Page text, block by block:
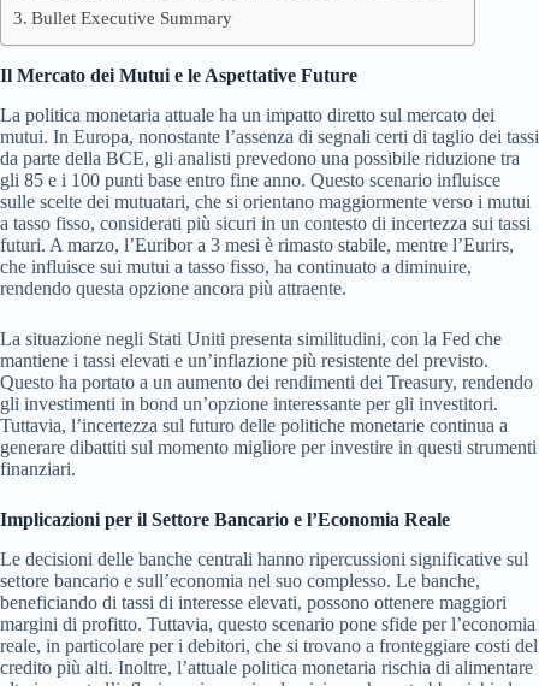
Bullet Executive Summary
Il Mercato dei Mutui e le Aspettative Future
La politica monetaria attuale ha un impatto diretto sul mercato dei
mutui. In Europa, nonostante l’assenza di segnali certi di taglio dei tassi
da parte della BCE, gli analisti prevedono una possibile riduzione tra
gli 85 e i 100 punti base entro fine anno. Questo scenario influisce
sulle scelte dei mutuatari, che si orientano maggiormente verso i mutui
a tasso fisso, considerati più sicuri in un contesto di incertezza sui tassi
futuri. A marzo, l’Euribor a 3 mesi è rimasto stabile, mentre l’Eurirs,
che influisce sui mutui a tasso fisso, ha continuato a diminuire,
rendendo questa opzione ancora più attraente.
La situazione negli Stati Uniti presenta similitudini, con la Fed che
mantiene i tassi elevati e un’inflazione più resistente del previsto.
Questo ha portato a un aumento dei rendimenti dei Treasury, rendendo
gli investimenti in bond un’opzione interessante per gli investitori.
Tuttavia, l’incertezza sul futuro delle politiche monetarie continua a
generare dibattiti sul momento migliore per investire in questi strumenti
finanziari.
Implicazioni per il Settore Bancario e l’Economia Reale
Le decisioni delle banche centrali hanno ripercussioni significative sul
settore bancario e sull’economia nel suo complesso. Le banche,
beneficiando di tassi di interesse elevati, possono ottenere maggiori
margini di profitto. Tuttavia, questo scenario pone sfide per l’economia
reale, in particolare per i debitori, che si trovano a fronteggiare costi del
credito più alti. Inoltre, l’attuale politica monetaria rischia di alimentare